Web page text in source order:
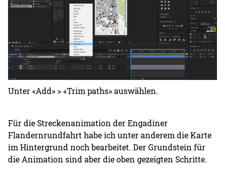
Unter «Add» > «Trim paths» auswählen.
Für die Streckenanimation der Engadiner
Flandernrundfahrt habe ich unter anderem die Karte
im Hintergrund noch bearbeitet. Der Grundstein für
die Animation sind aber die oben gezeigten Schritte.